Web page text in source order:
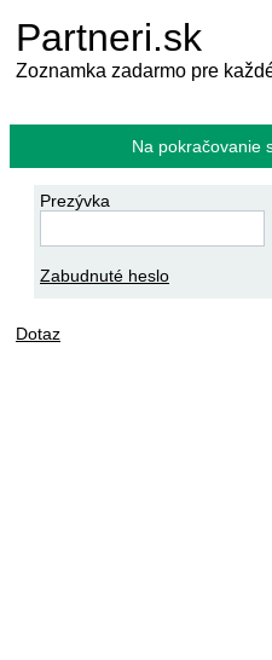
Partneri.sk
Zoznamka zadarmo pre
Na pokračovanie
Prezývka
Zabudnuté heslo
Dotaz